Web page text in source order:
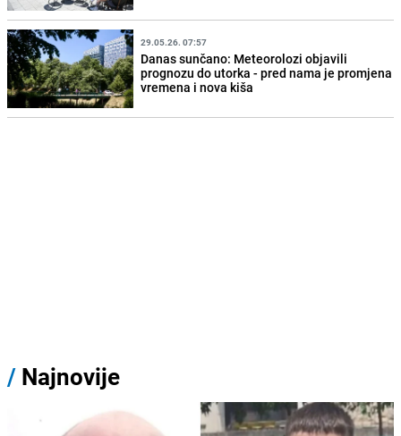
29.05.26. 07:57
Danas sunčano: Meteorolozi objavili
prognozu do utorka - pred nama je promjena
vremena i nova kiša
/ Najnovije